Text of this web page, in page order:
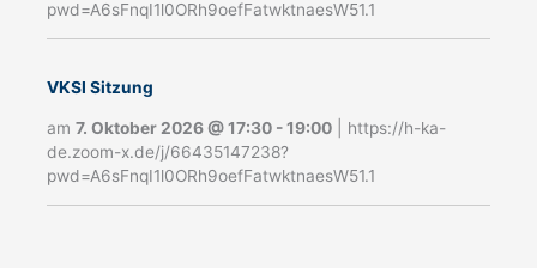
pwd=A6sFnqI1l0ORh9oefFatwktnaesW51.1
VKSI Sitzung
am7. Oktober 2026@17:30 -19:00
https://h-ka-
de.zoom-x.de/j/66435147238?
pwd=A6sFnqI1l0ORh9oefFatwktnaesW51.1